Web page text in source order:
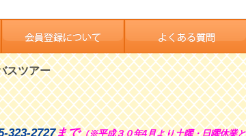
スツアー
323-2727まで（※平成３０年4月より土曜・日曜休業